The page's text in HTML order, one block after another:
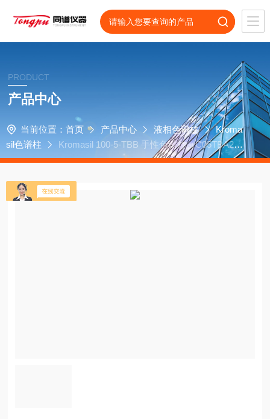
PRODUCT
产品中心
当前位置： 首页 产品中心 液相色谱柱
Kroma
sil色谱柱
Kromasil 100-5-TBB 手性色谱柱（C05TBA2
5）